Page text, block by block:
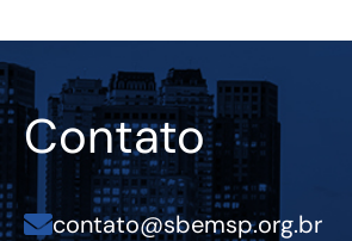
Contato
contato@sbemsp.org.br